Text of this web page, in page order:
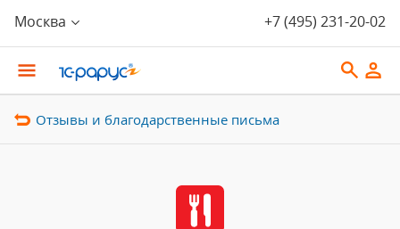
Москва +7 (495) 231-20-02
Отзывы и благодарственные письма